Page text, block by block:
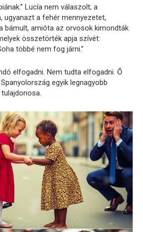
Lucía nem válaszolt; a
ugyanazt a fehér mennyezetet,
bámult, amióta az orvosok kimondták
összetörték apja szívét:
többé nem fog járni.”
elfogadni. Nem tudta elfogadni. Ő
egyik legnagyobb